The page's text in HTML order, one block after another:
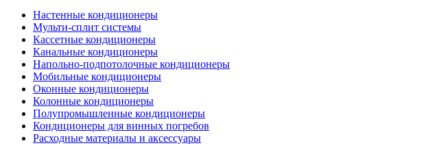
Настенные кондиционеры
Мульти-сплит системы
Кассетные кондиционеры
Канальные кондиционеры
Напольно-подпотолочные кондиционеры
Мобильные кондиционеры
Оконные кондиционеры
Колонные кондиционеры
Полупромышленные кондиционеры
Кондиционеры для винных погребов
Расходные материалы и аксессуары